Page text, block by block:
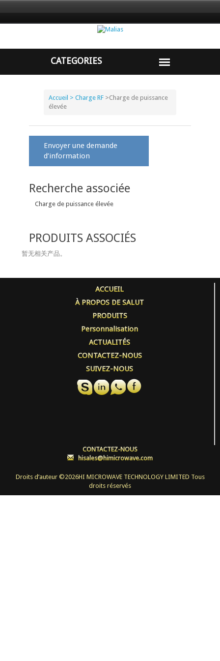
Accueil > Charge RF >Charge de puissance
élevée
Envoyer une demande
d’information
Recherche associée
Charge de puissance élevée
PRODUITS ASSOCIÉS
暂无相关产品。
ACCUEIL
À PROPOS DE SALUT
PRODUITS
Personnalisation
ACTUALITÉS
CONTACTEZ-NOUS
SUIVEZ-NOUS
CONTACTEZ-NOUS
hisales@himicrowave.com
Droits d’auteur ©2026HI MICROWAVE TECHNOLOGY LIMITED Tous
droits réservés